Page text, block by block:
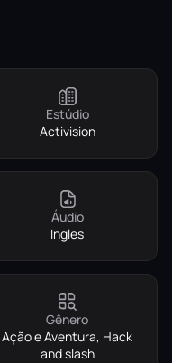
Estúdio
Activision
Áudio
Ingles
Gênero
Ação e Aventura, Hack
and slash